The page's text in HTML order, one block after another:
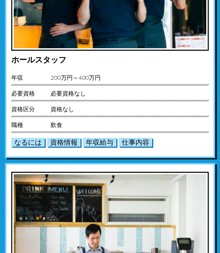
ホールスタッフ
年収 200万円～400万円
必要資格 必要資格なし
資格区分 資格なし
職種 飲食
なるには 資格情報 年収給与 仕事内容